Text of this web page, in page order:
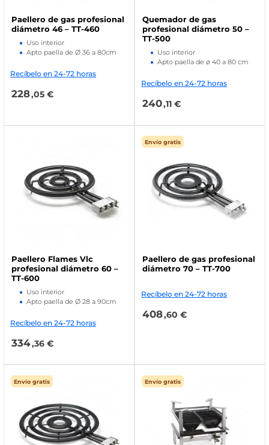
Paellero de gas profesional
diámetro 46 – TT-460
Uso interior
Apto paella de Ø 36 a 80cm
Recíbelo en 24-72 horas
228,05 €
Quemador de gas
profesional diámetro 50 –
TT-500
Uso interior
Apto paella de ø 40 a 80 cm
Recíbelo en 24-72 horas
240,11 €
Paellero Flames Vlc
profesional diámetro 60 –
TT-600
Uso interior
Apto paella de Ø 28 a 90cm
Recíbelo en 24-72 horas
334,36 €
Envío gratis
Paellero de gas profesional
diámetro 70 – TT-700
Recíbelo en 24-72 horas
408,60 €
Envío gratis Envío gratis